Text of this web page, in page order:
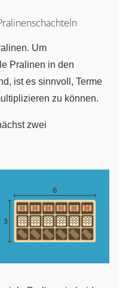
Um
Pralinen in den
ist es sinnvoll, Terme
zu können.
zwei